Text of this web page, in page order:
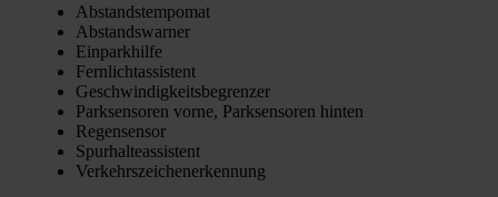
Abstands­tem­po­mat
Abstands­war­ner
Ein­park­hil­fe
Fern­licht­as­sis­tent
Geschwin­dig­keits­be­gren­zer
Park­sen­so­ren vor­ne, Park­sen­so­ren hin­ten
Regen­sen­sor
Spur­hal­te­as­sis­tent
Ver­kehrs­zei­chen­er­ken­nung